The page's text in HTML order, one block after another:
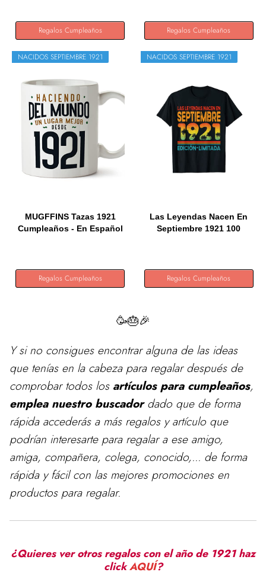
Regalos Cumpleaños Regalos Cumpleaños
NACIDOS SEPTIEMBRE 1921
MUGFFINS Tazas 1921
Cumpleaños - En Español
Regalos Cumpleaños
NACIDOS SEPTIEMBRE 1921
Las Leyendas Nacen En
Septiembre 1921 100
Regalos Cumpleaños
🥳🎂🎉
Y si no consigues encontrar alguna de las ideas
que tenías en la cabeza para regalardespués de
comprobar todos los artículos para cumpleaños,
emplea nuestro buscadordado que de forma
rápida accederás a más regalos y artículo que
podrían interesarte para regalar a ese amigo,
amiga, compañera, colega, conocido,... de forma
rápida y fácil con las mejores promociones en
productos para regalar.
¿Quieres ver otros regalos con el año de 1921 haz
clickAQUÍ?